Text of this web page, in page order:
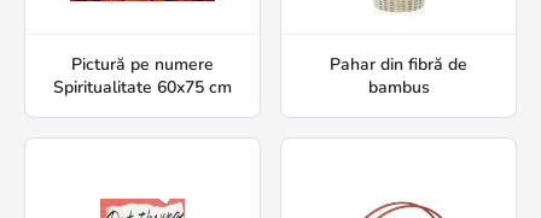
Pictură pe numere
Spiritualitate 60x75 cm
Pahar din fibră de
bambus